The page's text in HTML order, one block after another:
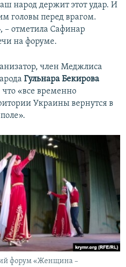
народ держит этот удар. И
головы перед врагом.
– отметила Сафинар
на форуме.
член Меджлиса
Гульнара Бекирова
«все временно
Украины вернутся в
форум «Женщина –